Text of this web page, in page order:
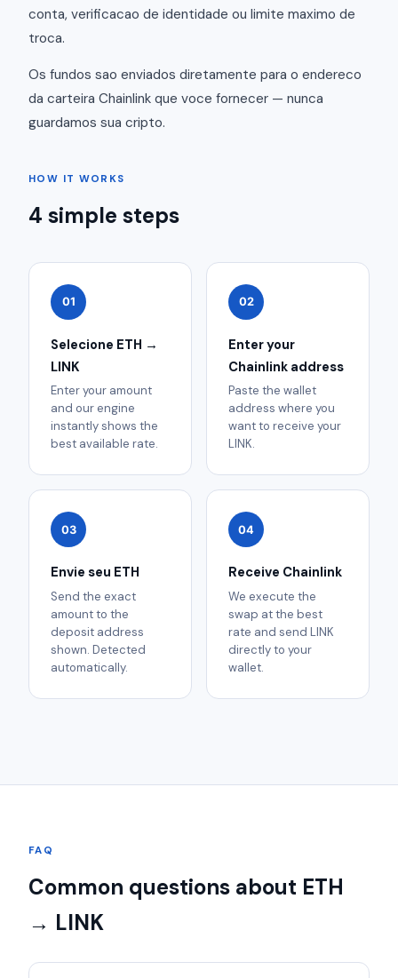
conta, verificacao de identidade ou limite maximo de
troca.
Os fundos sao enviados diretamente para o endereco
da carteira Chainlink que voce fornecer — nunca
guardamos sua cripto.
HOW IT WORKS
4 simple steps
01
Selecione ETH →
LINK
Enter your amount
and our engine
instantly shows the
best available rate.
02
Enter your
Chainlink address
Paste the wallet
address where you
want to receive your
LINK.
03
Envie seu ETH
Send the exact
amount to the
deposit address
shown. Detected
automatically.
04
Receive Chainlink
We execute the
swap at the best
rate and send LINK
directly to your
wallet.
FAQ
Common questions about ETH
→ LINK